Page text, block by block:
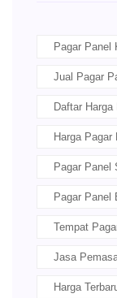
Pagar Panel
Jual Pagar
Daftar
Harga
Pagar Panel
Pagar Panel
Tempat
Jasa
Harga